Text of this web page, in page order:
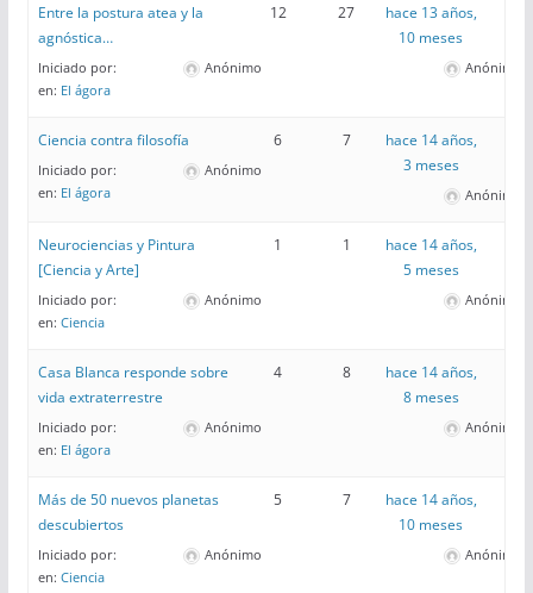
Entre la postura atea y la
agnóstica…
Iniciado por:
Anónimo
en: El ágora
12 27
hace 13 años,
10 meses
Anónimo
Ciencia contra filosofía
Iniciado por:
Anónimo
en: El ágora
6 7
hace 14 años,
3 meses
Anónimo
Neurociencias y Pintura
[Ciencia y Arte]
Iniciado por:
Anónimo
en: Ciencia
1 1
hace 14 años,
5 meses
Anónimo
Casa Blanca responde sobre
vida extraterrestre
Iniciado por:
Anónimo
en: El ágora
4 8
hace 14 años,
8 meses
Anónimo
Más de 50 nuevos planetas
descubiertos
Iniciado por:
Anónimo
en: Ciencia
5 7
hace 14 años,
10 meses
Anónimo